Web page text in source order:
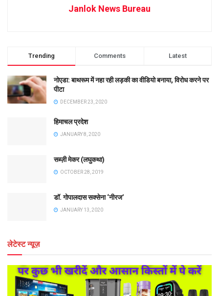
Janlok News Bureau
Trending Comments Latest
नोएडा: बाथरूम में नहा रही लड़की का वीडियो बनाया, विरोध करने पर
पीटा
DECEMBER 23, 2020
हिमाचल प्रदेश
JANUARY 8, 2020
सब्ज़ी मेकर (लघुकथा)
OCTOBER 28, 2019
डॉ. गोपालदास सक्सेना ‘नीरज’
JANUARY 13, 2020
लेटेस्ट न्यूज़